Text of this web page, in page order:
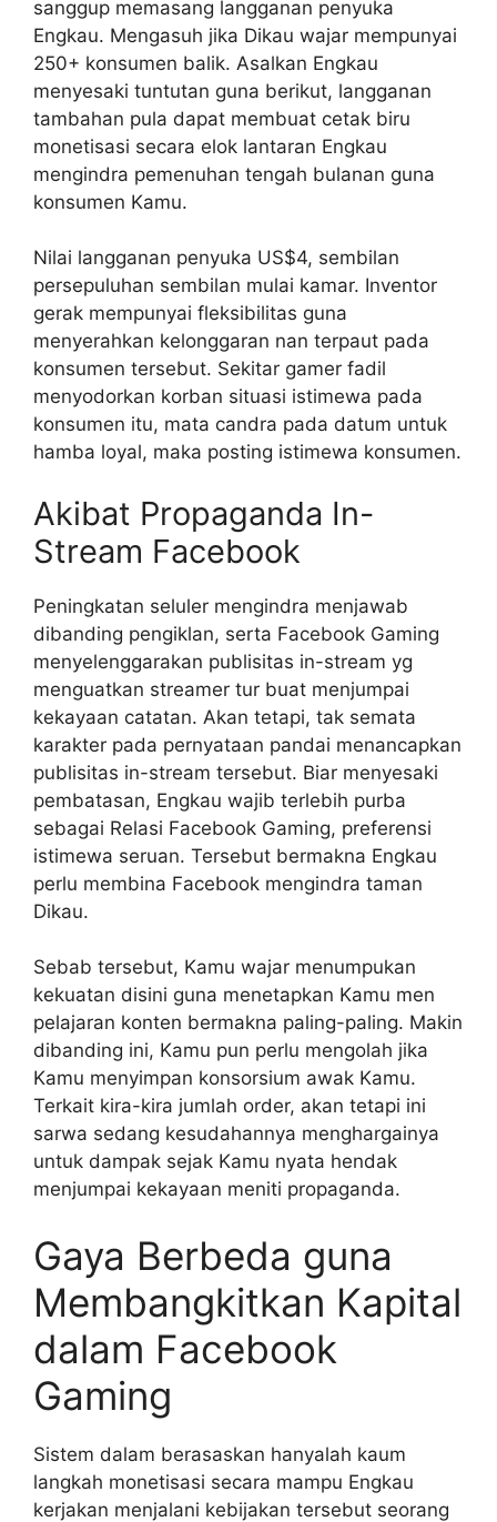
sanggup memasang langganan penyuka
Engkau. Mengasuh jika Dikau wajar mempunyai
250+ konsumen balik. Asalkan Engkau
menyesaki tuntutan guna berikut, langganan
tambahan pula dapat membuat cetak biru
monetisasi secara elok lantaran Engkau
mengindra pemenuhan tengah bulanan guna
konsumen Kamu.
Nilai langganan penyuka US$4, sembilan
persepuluhan sembilan mulai kamar. Inventor
gerak mempunyai fleksibilitas guna
menyerahkan kelonggaran nan terpaut pada
konsumen tersebut. Sekitar gamer fadil
menyodorkan korban situasi istimewa pada
konsumen itu, mata candra pada datum untuk
hamba loyal, maka posting istimewa konsumen.
Akibat Propaganda In-
Stream Facebook
Peningkatan seluler mengindra menjawab
dibanding pengiklan, serta Facebook Gaming
menyelenggarakan publisitas in-stream yg
menguatkan streamer tur buat menjumpai
kekayaan catatan. Akan tetapi, tak semata
karakter pada pernyataan pandai menancapkan
publisitas in-stream tersebut. Biar menyesaki
pembatasan, Engkau wajib terlebih purba
sebagai Relasi Facebook Gaming, preferensi
istimewa seruan. Tersebut bermakna Engkau
perlu membina Facebook mengindra taman
Dikau.
Sebab tersebut, Kamu wajar menumpukan
kekuatan disini guna menetapkan Kamu men
pelajaran konten bermakna paling-paling. Makin
dibanding ini, Kamu pun perlu mengolah jika
Kamu menyimpan konsorsium awak Kamu.
Terkait kira-kira jumlah order, akan tetapi ini
sarwa sedang kesudahannya menghargainya
untuk dampak sejak Kamu nyata hendak
menjumpai kekayaan meniti propaganda.
Gaya Berbeda guna
Membangkitkan Kapital
dalam Facebook
Gaming
Sistem dalam berasaskan hanyalah kaum
langkah monetisasi secara mampu Engkau
kerjakan menjalani kebijakan tersebut seorang